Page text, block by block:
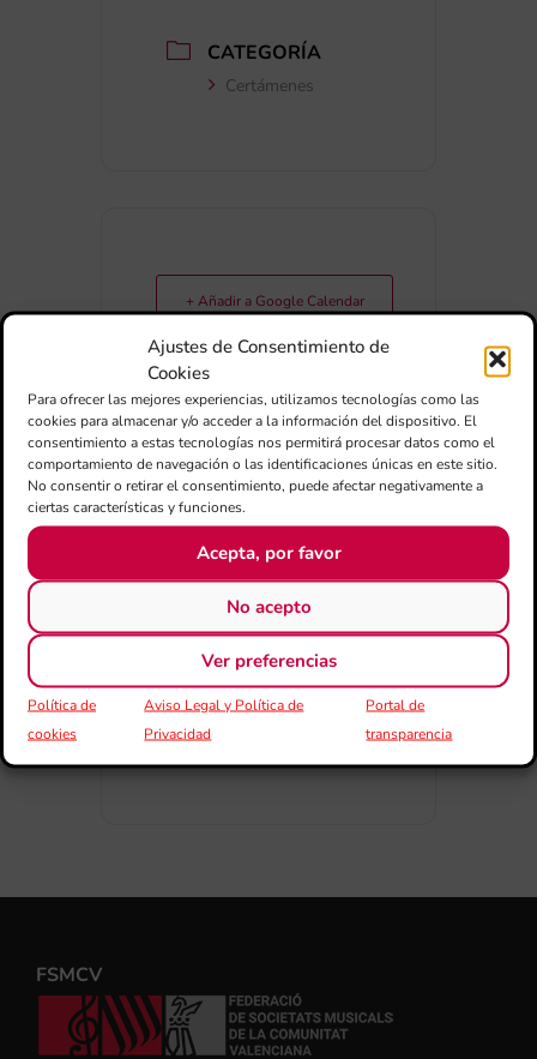
Ajustes de Consentimiento de
Cookies
Para ofrecer las mejores experiencias, utilizamos tecnologías como las
cookies para almacenar y/o acceder a la información del dispositivo. El
consentimiento a estas tecnologías nos permitirá procesar datos como el
comportamiento de navegación o las identificaciones únicas en este sitio.
No consentir o retirar el consentimiento, puede afectar negativamente a
ciertas características y funciones.
Acepta, por favor
No acepto
Ver preferencias
Política de
cookies
Aviso Legal y Política de
Privacidad
Portal de
transparencia
CATEGORÍA
Certámenes
+ Añadir a Google Calendar
+ exportación iCal / Outlook
COMPARTIR ESTE EVENTO
FSMCV